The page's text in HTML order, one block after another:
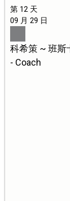
第 12 天
09 月 29 日
科希策 ~ 班斯
- Coach